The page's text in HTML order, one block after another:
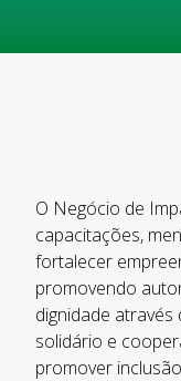
O Negócio de
capacitações,
fortalecer
promovendo
dignidade
solidário e
promover